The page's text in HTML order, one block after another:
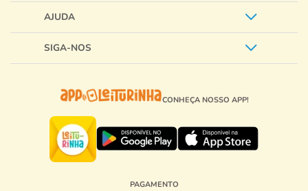
AJUDA
SIGA-NOS
CONHEÇA NOSSO APP!
PAGAMENTO